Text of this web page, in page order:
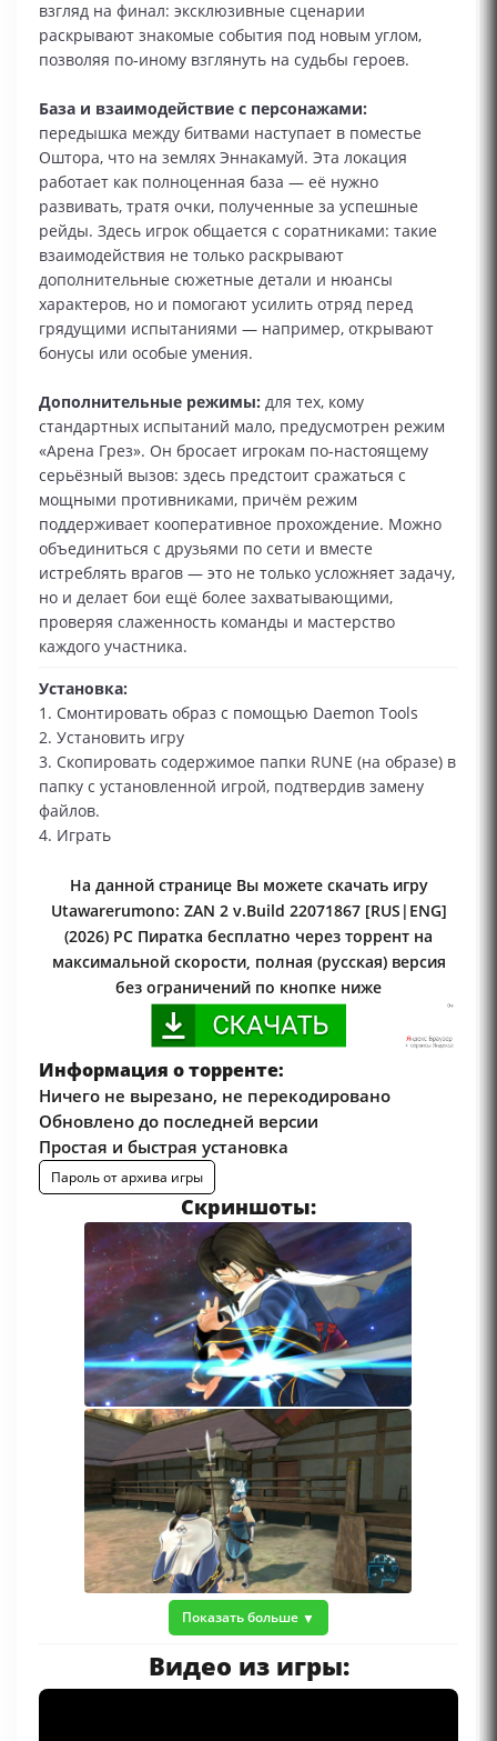
взгляд на финал: эксклюзивные сценарии
раскрывают знакомые события под новым углом,
позволяя по‑иному взглянуть на судьбы героев.
База и взаимодействие с персонажами:
передышка между битвами наступает в поместье
Оштора, что на землях Эннакамуй. Эта локация
работает как полноценная база — её нужно
развивать, тратя очки, полученные за успешные
рейды. Здесь игрок общается с соратниками: такие
взаимодействия не только раскрывают
дополнительные сюжетные детали и нюансы
характеров, но и помогают усилить отряд перед
грядущими испытаниями — например, открывают
бонусы или особые умения.
Дополнительные режимы: для тех, кому
стандартных испытаний мало, предусмотрен режим
«Арена Грез». Он бросает игрокам по‑настоящему
серьёзный вызов: здесь предстоит сражаться с
мощными противниками, причём режим
поддерживает кооперативное прохождение. Можно
объединиться с друзьями по сети и вместе
истреблять врагов — это не только усложняет задачу,
но и делает бои ещё более захватывающими,
проверяя слаженность команды и мастерство
каждого участника.
Установка:
1. Смонтировать образ с помощью Daemon Tools
2. Установить игру
3. Скопировать содержимое папки RUNE (на образе) в
папку с установленной игрой, подтвердив замену
файлов.
4. Играть
На данной странице Вы можете скачать игру
Utawarerumono: ZAN 2 v.Build 22071867 [RUS|ENG]
(2026) PC Пиратка бесплатно через торрент на
максимальной скорости, полная (русская) версия
без ограничений по кнопке ниже
Информация о торренте:
Ничего не вырезано, не перекодировано
Обновлено до последней версии
Простая и быстрая установка
Пароль от архива игры
Скриншоты:
Показать больше
Видео из игры: